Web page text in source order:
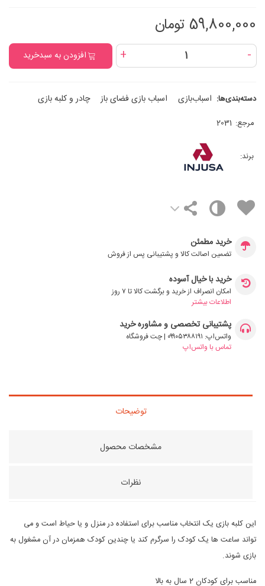
59,800,000 تومان
-
+ افزودن به سبدخرید
دسته‌بندی‌ها: اسباب‌بازی اسباب بازی فضای باز چادر و کلبه بازی
مرجع: 2031
برند:
خرید مطمئن
تضمین اصالت کالا و پشتیبانی پس از فروش
خرید با خیال آسوده
امکان انصراف از خرید و برگشت کالا تا ۷ روز
اطلاعات بیشتر
پشتیبانی تخصصی و مشاوره خرید
واتس‌اپ: ۰۹۹۰۵۳۸۸۱۹۱ | چت فروشگاه
تماس با واتس‌اپ
توضیحات
مشخصات محصول
نظرات
این کلبه بازی یک انتخاب مناسب برای استفاده در منزل و یا حیاط است و می
تواند ساعت ها یک کودک را سرگرم کند یا چندین کودک همزمان در آن مشغول به
بازی شوند.
مناسب برای کودکان 2 سال به بالا